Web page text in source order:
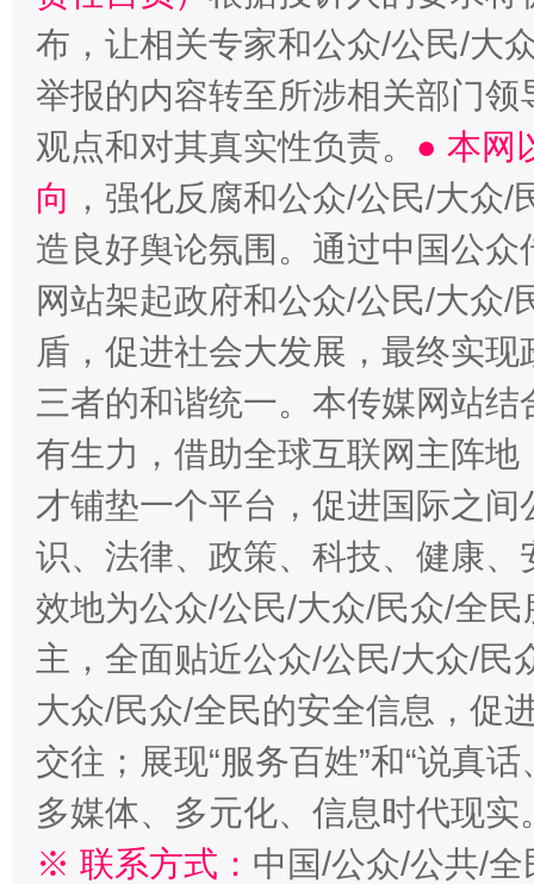
布，让相关专家和公众/公民/大
举报的内容转至所涉相关部门
观点和对其真实性负责。 ● 本网
向 ，强化反腐和公众/公民/大众
造良好舆论氛围。通过中国公
网站架起政府和公众/公民/大众
盾，促进社会大发展，最终实
三者的和谐统一。本传媒网站
有生力，借助全球互联网主阵
才铺垫一个平台，促进国际之
识、法律、政策、科技、健康
效地为公众/公民/大众/民众/全
主，全面贴近公众/公民/大众/民
大众/民众/全民的安全信息，促
交往；展现“服务百姓”和“说真
多媒体、多元化、信息时代现实
※ 联系方式： 中国/公众/公共/